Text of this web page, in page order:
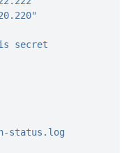
secret
status.log